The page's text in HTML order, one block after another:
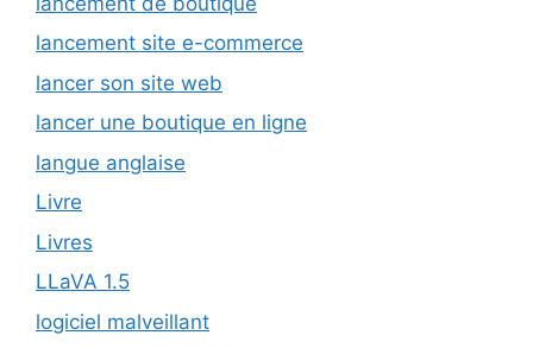
lancement site e-commerce
lancer son site web
lancer une boutique en ligne
langue anglaise
Livre
Livres
LLaVA 1.5
logiciel malveillant